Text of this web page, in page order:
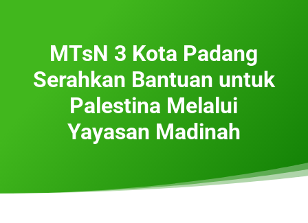
MTsN 3 Kota Padang
Serahkan Bantuan untuk
Palestina Melalui
Yayasan Madinah